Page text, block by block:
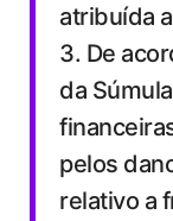
atribuída
3. De
da
pelos
relativo a